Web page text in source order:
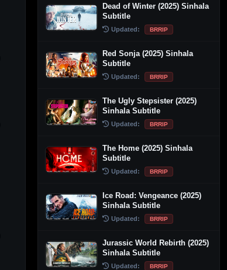
Dead of Winter (2025) Sinhala
Subtitle
Updated: BRRIP
Red Sonja (2025) Sinhala
Subtitle
Updated: BRRIP
The Ugly Stepsister (2025)
Sinhala Subtitle
Updated: BRRIP
The Home (2025) Sinhala
Subtitle
Updated: BRRIP
Ice Road: Vengeance (2025)
Sinhala Subtitle
Updated: BRRIP
Jurassic World Rebirth (2025)
Sinhala Subtitle
Updated: BRRIP